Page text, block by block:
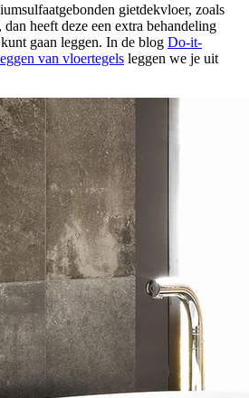
gietdekvloer, zoals
heeft deze een extra behandeling
gaan leggen. In de blog Do-it-
van vloertegels leggen we je uit